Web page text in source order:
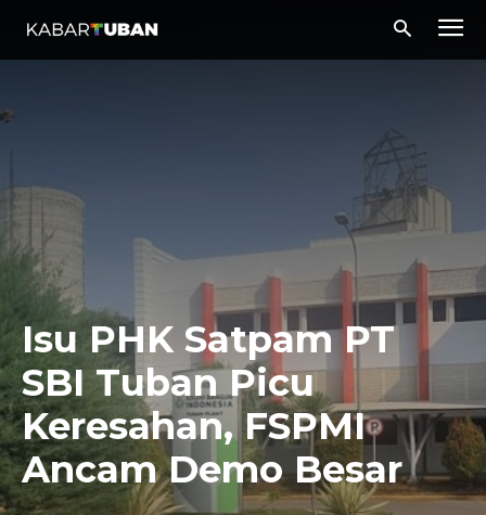
Isu PHK Satpam PT
SBI Tuban Picu
Keresahan, FSPMI
Ancam Demo Besar